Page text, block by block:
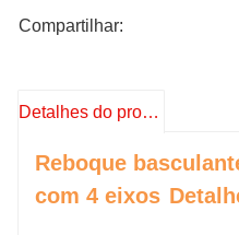
HYVA, com qualidade
Marca: TIMA
Número do modelo: TMA
Prazo de envio: 15 dias
Compartilhar:
Detalhes do produto
Reboque
com 4 eixos